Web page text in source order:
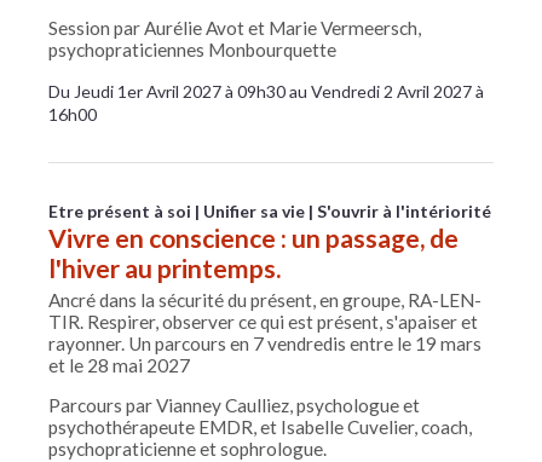
Session par Aurélie Avot et Marie Vermeersch,
psychopraticiennes Monbourquette
Du Jeudi 1er Avril 2027 à 09h30 au Vendredi 2 Avril 2027 à
16h00
Etre présent à soi Unifier sa vie S'ouvrir à l'intériorité
Vivre en conscience : un passage, de
l'hiver au printemps.
Ancré dans la sécurité du présent, en groupe, RA-LEN-
TIR. Respirer, observer ce qui est présent, s'apaiser et
rayonner. Un parcours en 7 vendredis entre le 19 mars
et le 28 mai 2027
Parcours par Vianney Caulliez, psychologue et
psychothérapeute EMDR, et Isabelle Cuvelier, coach,
psychopraticienne et sophrologue.